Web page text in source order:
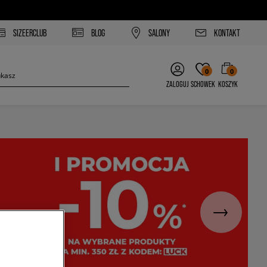
SIZEERCLUB BLOG SALONY KONTAKT
ZALOGUJ
0
SCHOWEK
0
KOSZYK